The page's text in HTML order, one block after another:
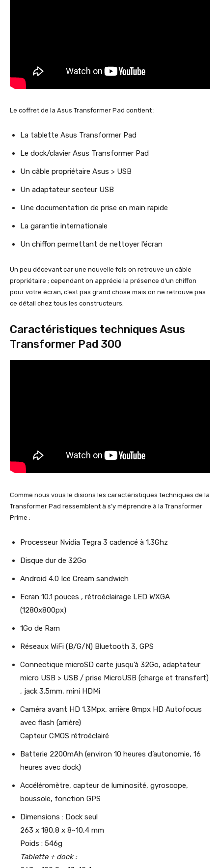
Le coffret de la Asus Transformer Pad contient :
La tablette Asus Transformer Pad
Le dock/clavier Asus Transformer Pad
Un câble propriétaire Asus > USB
Un adaptateur secteur USB
Une documentation de prise en main rapide
La garantie internationale
Un chiffon permettant de nettoyer l’écran
Un peu décevant car une nouvelle fois on retrouve un câble
propriétaire ; cependant on apprécie la présence d’un chiffon
pour votre écran, c’est pas grand chose mais on ne retrouve pas
ce détail chez tous les constructeurs.
Caractéristiques techniques Asus
Transformer Pad 300
Comme nous vous le disions les caractéristiques techniques de la
Transformer Pad ressemblent à s’y méprendre à la Transformer
Prime :
Processeur Nvidia Tegra 3 cadencé à 1.3Ghz
Disque dur de 32Go
Android 4.0 Ice Cream sandwich
Ecran 10.1 pouces , rétroéclairage LED WXGA
(1280x800px)
1Go de Ram
Réseaux WiFi (B/G/N) Bluetooth 3, GPS
Connectique microSD carte jusqu’à 32Go, adaptateur
micro USB > USB / prise MicroUSB (charge et transfert)
, jack 3.5mm, mini HDMi
Caméra avant HD 1.3Mpx, arrière 8mpx HD Autofocus
avec flash (arrière)
Capteur CMOS rétroéclairé
Batterie 2200mAh (environ 10 heures d’autonomie, 16
heures avec dock)
Accéléromètre, capteur de luminosité, gyroscope,
boussole, fonction GPS
Dimensions : Dock seul
263 x 180,8 x 8~10,4 mm
Poids : 546g
Tablette + dock :